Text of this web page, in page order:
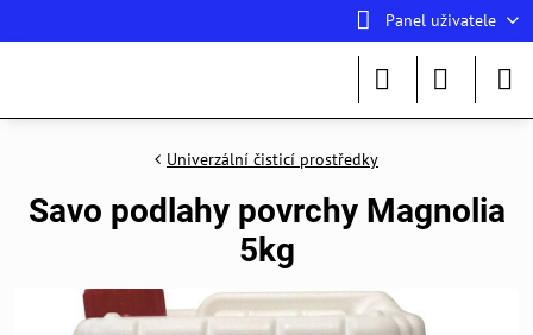
Panel uživatele
Univerzální čisticí prostředky
Savo podlahy povrchy Magnolia
5kg